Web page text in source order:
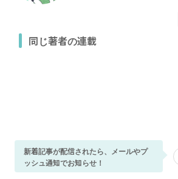
後に始めた筋トレが今や欠か
りも趣味なので効果はプラマ
同じ著者の連載
新着記事が配信されたら、メールやプ
ッシュ通知でお知らせ！